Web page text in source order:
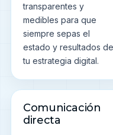
transparentes y
medibles para que
siempre sepas el
estado y resultados de
tu estrategia digital.
Comunicación
directa